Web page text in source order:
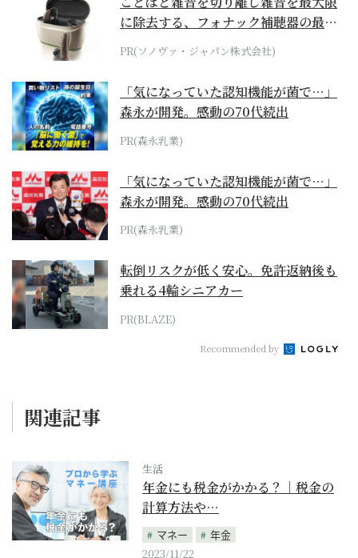
に除去する、フォナック補聴器の最上
位モデル
PR(ソノヴァ・ジャパン株式会社)
「気になっていた認知機能が菌で…」
森永が開発。感動の70代続出
PR(森永乳業)
「気になっていた認知機能が菌で…」
森永が開発。感動の70代続出
PR(森永乳業)
転倒リスクが低く安心。免許返納後も
乗れる4輪シニアカー
PR(BLAZE)
Recommended by
関連記事
生活
年金にも税金がかかる？｜税金の
計算方法や…
マネー
年金
2023/11/22